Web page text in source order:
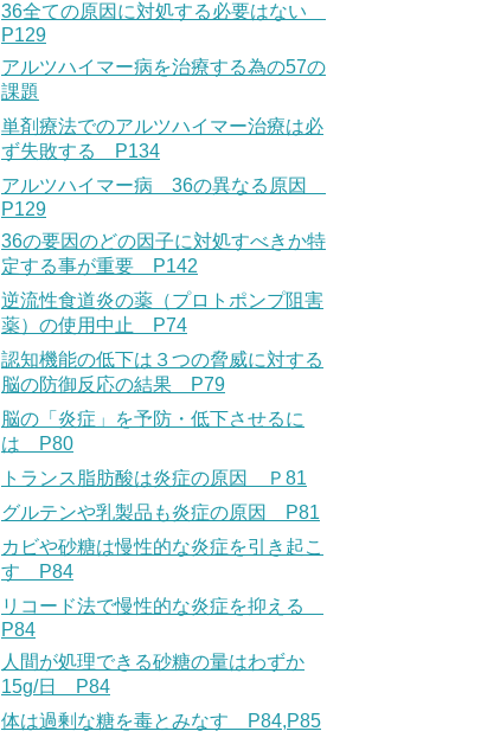
36全ての原因に対処する必要はない
P129
アルツハイマー病を治療する為の57の
課題
単剤療法でのアルツハイマー治療は必
ず失敗する P134
アルツハイマー病 36の異なる原因
P129
36の要因のどの因子に対処すべきか特
定する事が重要 P142
逆流性食道炎の薬（プロトポンプ阻害
薬）の使用中止 P74
認知機能の低下は３つの脅威に対する
脳の防御反応の結果 P79
脳の「炎症」を予防・低下させるに
は P80
トランス脂肪酸は炎症の原因 Ｐ81
グルテンや乳製品も炎症の原因 P81
カビや砂糖は慢性的な炎症を引き起こ
す P84
リコード法で慢性的な炎症を抑える
P84
人間が処理できる砂糖の量はわずか
15g/日 P84
体は過剰な糖を毒とみなす P84,P85